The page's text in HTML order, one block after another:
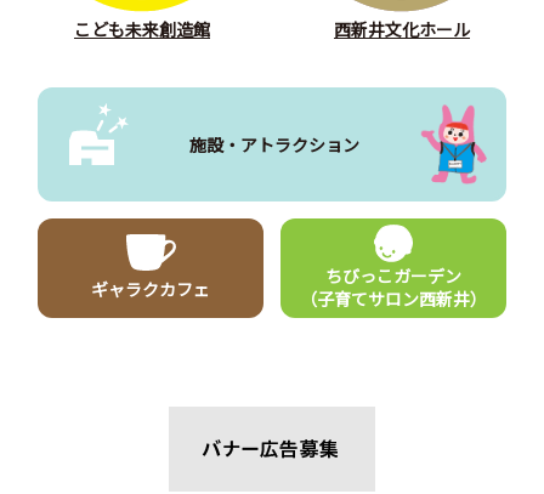
こども未来創造館 西新井文化ホール
施設・アトラクション
ギャラクカフェ
ちびっこガーデン
（子育てサロン西新井）